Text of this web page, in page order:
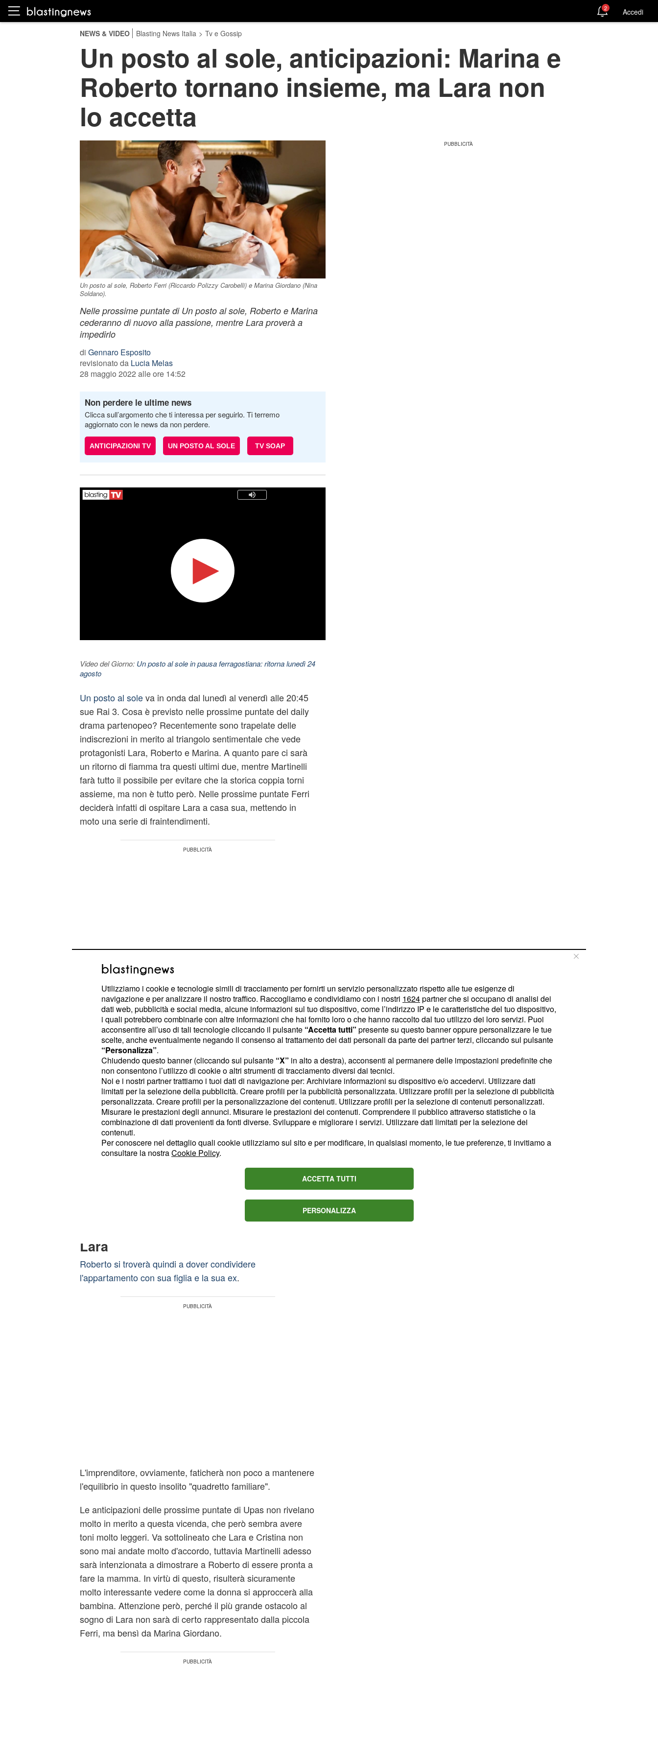
2 Accedi
NEWS & VIDEO Blasting News Italia > Tv e Gossip
Un posto al sole, anticipazioni: Marina e
Roberto tornano insieme, ma Lara non
lo accetta
Un posto al sole, Roberto Ferri (Riccardo Polizzy Carobelli) e Marina Giordano (Nina
Soldano).
Nelle prossime puntate di Un posto al sole, Roberto e Marina
cederanno di nuovo alla passione, mentre Lara proverà a
impedirlo
di Gennaro Esposito
revisionato da Lucia Melas
28 maggio 2022 alle ore 14:52
Non perdere le ultime news
Clicca sull’argomento che ti interessa per seguirlo. Ti terremo
aggiornato con le news da non perdere.
ANTICIPAZIONI TV UN POSTO AL SOLE TV SOAP
Video del Giorno: Un posto al sole in pausa ferragostiana: ritorna lunedì 24
agosto
Un posto al soleva in onda dal lunedì al venerdì alle 20:45
sue Rai 3. Cosa è previsto nelle prossime puntate del daily
drama partenopeo? Recentemente sono trapelate delle
indiscrezioni in merito al triangolo sentimentale che vede
protagonisti Lara, Roberto e Marina. A quanto pare ci sarà
un ritorno di fiamma tra questi ultimi due, mentre Martinelli
farà tutto il possibile per evitare che la storica coppia torni
assieme, ma non è tutto però. Nelle prossime puntate Ferri
deciderà infatti di ospitare Lara a casa sua, mettendo in
moto una serie di fraintendimenti.
Un posto al sole: Lara va a vivere a
casa di Roberto
Dopo aver scoperto l'intenzione di
lasciare Napoli,Roberto(Riccardo Polizzy Carbonelli) verrà
preso dai sensi di colpa. Quest'ultimo proporrà alla donna di
tornare a casa insieme a lui. La donna sarà al settimo cielo
per tale offerta, tuttavia il suo entusiasmo verrà subito
smorzato da Ferri che chiarirà alla sua ex che nulla
cambierà nel loro rapporto.
Lara potrà quindi portare avanti la sua gravidanza, ma i due
non saranno una coppia, né tantomeno una famiglia. A
complicare la situazione però ci sarà l'arrivo a Palazzo
(Camilla Cossu).
Lara
Roberto si troverà quindi a dover condividere
l'appartamento con sua figlia e la sua ex.
L'imprenditore, ovviamente, faticherà non poco a mantenere
l'equilibrio in questo insolito "quadretto familiare".
Le anticipazioni delle prossime puntate di Upas non rivelano
molto in merito a questa vicenda, che però sembra avere
toni molto leggeri. Va sottolineato che Lara e Cristina non
sono mai andate molto d'accordo, tuttavia Martinelli adesso
sarà intenzionata a dimostrare a Roberto di essere pronta a
fare la mamma. In virtù di questo, risulterà sicuramente
molto interessante vedere come la donna si approccerà alla
bambina. Attenzione però, perché il più grande ostacolo al
sogno di Lara non sarà di certo rappresentato dalla piccola
Ferri, ma bensì da Marina Giordano.
Utilizziamo i cookie e tecnologie simili di tracciamento per fornirti un servizio personalizzato rispetto alle tue esigenze di
navigazione e per analizzare il nostro traffico. Raccogliamo e condividiamo con i nostri 1624partner che si occupano di analisi dei
dati web, pubblicità e social media, alcune informazioni sul tuo dispositivo, come l’indirizzo IP e le caratteristiche del tuo dispositivo,
i quali potrebbero combinarle con altre informazioni che hai fornito loro o che hanno raccolto dal tuo utilizzo dei loro servizi. Puoi
acconsentire all’uso di tali tecnologie cliccando il pulsante “Accetta tutti” presente su questo banner oppure personalizzare le tue
scelte, anche eventualmente negando il consenso al trattamento dei dati personali da parte dei partner terzi, cliccando sul pulsante
“Personalizza”.
Chiudendo questo banner (cliccando sul pulsante “X” in alto a destra), acconsenti al permanere delle impostazioni predefinite che
non consentono l’utilizzo di cookie o altri strumenti di tracciamento diversi dai tecnici.
Noi e i nostri partner trattiamo i tuoi dati di navigazione per: Archiviare informazioni su dispositivo e/o accedervi. Utilizzare dati
limitati per la selezione della pubblicità. Creare profili per la pubblicità personalizzata. Utilizzare profili per la selezione di pubblicità
personalizzata. Creare profili per la personalizzazione dei contenuti. Utilizzare profili per la selezione di contenuti personalizzati.
Misurare le prestazioni degli annunci. Misurare le prestazioni dei contenuti. Comprendere il pubblico attraverso statistiche o la
combinazione di dati provenienti da fonti diverse. Sviluppare e migliorare i servizi. Utilizzare dati limitati per la selezione dei
contenuti.
Per conoscere nel dettaglio quali cookie utilizziamo sul sito e per modificare, in qualsiasi momento, le tue preferenze, ti invitiamo a
consultare la nostraCookie Policy.
ACCETTA TUTTI
PERSONALIZZA